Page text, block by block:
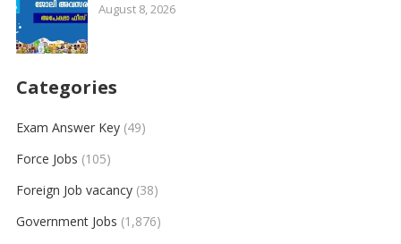
August 8, 2026
Categories
Exam Answer Key(49)
Force Jobs (105)
Foreign Job vacancy(38)
Government Jobs (1,876)